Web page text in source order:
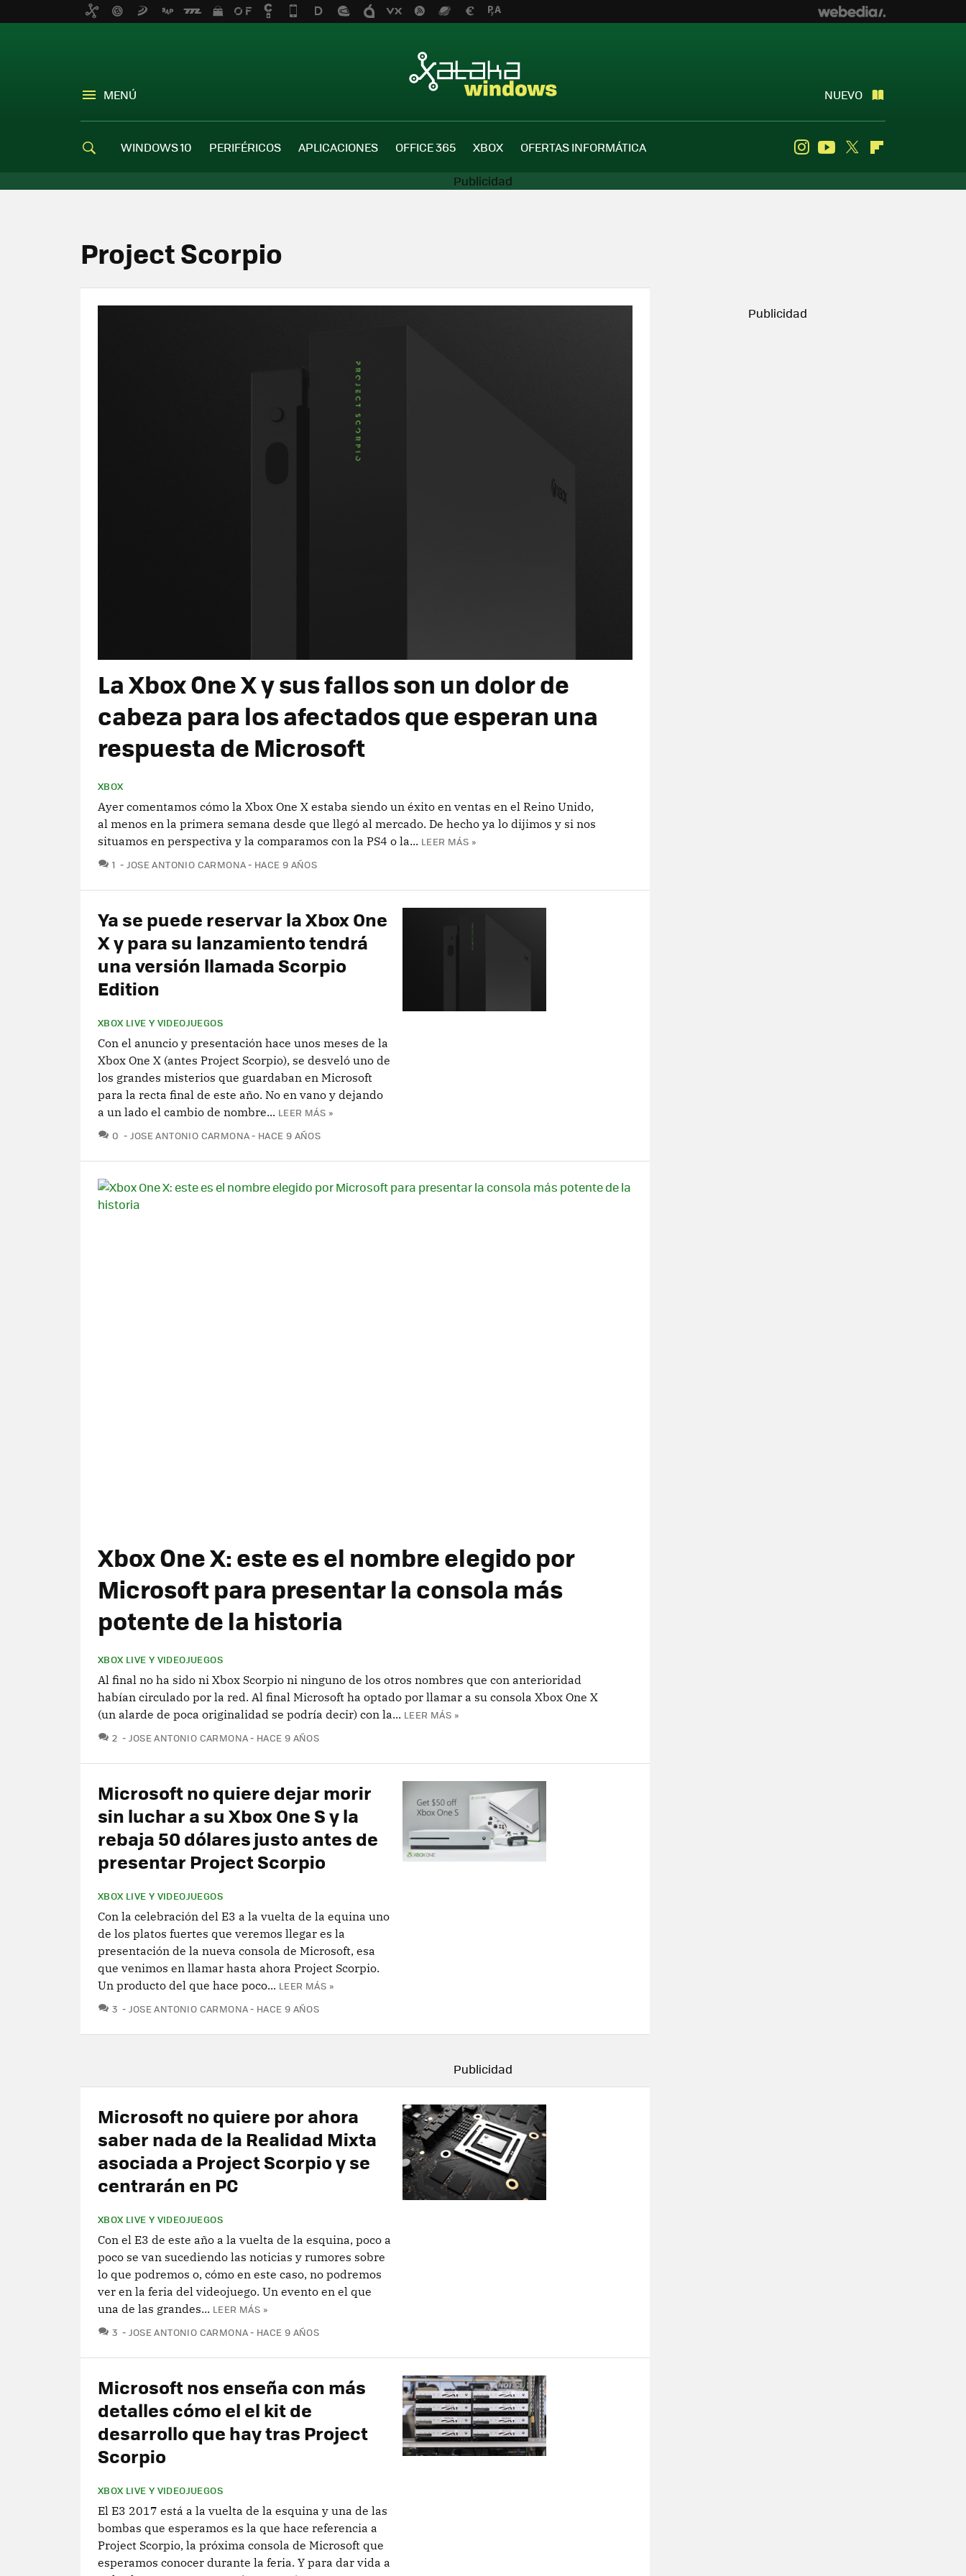
MENÚ NUEVO
WINDOWS 10 PERIFÉRICOS APLICACIONES OFFICE 365 XBOX OFERTAS INFORMÁTICA InstagramYoutube
Twitter
Project Scorpio
La Xbox One X y sus fallos son un dolor de
cabeza para los afectados que esperan una
respuesta de Microsoft
XBOX
Ayer comentamos cómo la Xbox One X estaba siendo un éxito en ventas en el Reino Unido,
al menos en la primera semana desde que llegó al mercado. De hecho ya lo dijimos y si nos
situamos en perspectiva y la comparamos con la PS4 o la... LEER MÁS »
1 COMENTARIOS
JOSE ANTONIO CARMONA HACE 9 AÑOS
Ya se puede reservar la Xbox One
X y para su lanzamiento tendrá
una versión llamada Scorpio
Edition
XBOX LIVE Y VIDEOJUEGOS
Con el anuncio y presentación hace unos meses de la
Xbox One X (antes Project Scorpio), se desveló uno de
los grandes misterios que guardaban en Microsoft
para la recta final de este año. No en vano y dejando
a un lado el cambio de nombre... LEER MÁS »
0 COMENTARIOS
JOSE ANTONIO CARMONA HACE 9 AÑOS
Xbox One X: este es el nombre elegido por
Microsoft para presentar la consola más
potente de la historia
XBOX LIVE Y VIDEOJUEGOS
Al final no ha sido ni Xbox Scorpio ni ninguno de los otros nombres que con anterioridad
habían circulado por la red. Al final Microsoft ha optado por llamar a su consola Xbox One X
(un alarde de poca originalidad se podría decir) con la... LEER MÁS »
2 COMENTARIOS
JOSE ANTONIO CARMONA HACE 9 AÑOS
Microsoft no quiere dejar morir
sin luchar a su Xbox One S y la
rebaja 50 dólares justo antes de
presentar Project Scorpio
XBOX LIVE Y VIDEOJUEGOS
Con la celebración del E3 a la vuelta de la equina uno
de los platos fuertes que veremos llegar es la
presentación de la nueva consola de Microsoft, esa
que venimos en llamar hasta ahora Project Scorpio.
Un producto del que hace poco... LEER MÁS »
3 COMENTARIOS
JOSE ANTONIO CARMONA HACE 9 AÑOS
Microsoft no quiere por ahora
saber nada de la Realidad Mixta
asociada a Project Scorpio y se
centrarán en PC
XBOX LIVE Y VIDEOJUEGOS
Con el E3 de este año a la vuelta de la esquina, poco a
poco se van sucediendo las noticias y rumores sobre
lo que podremos o, cómo en este caso, no podremos
ver en la feria del videojuego. Un evento en el que
una de las grandes... LEER MÁS »
3 COMENTARIOS
JOSE ANTONIO CARMONA HACE 9 AÑOS
Microsoft nos enseña con más
detalles cómo el el kit de
desarrollo que hay tras Project
Scorpio
XBOX LIVE Y VIDEOJUEGOS
El E3 2017 está a la vuelta de la esquina y una de las
bombas que esperamos es la que hace referencia a
Project Scorpio, la próxima consola de Microsoft que
esperamos conocer durante la feria. Y para dar vida a